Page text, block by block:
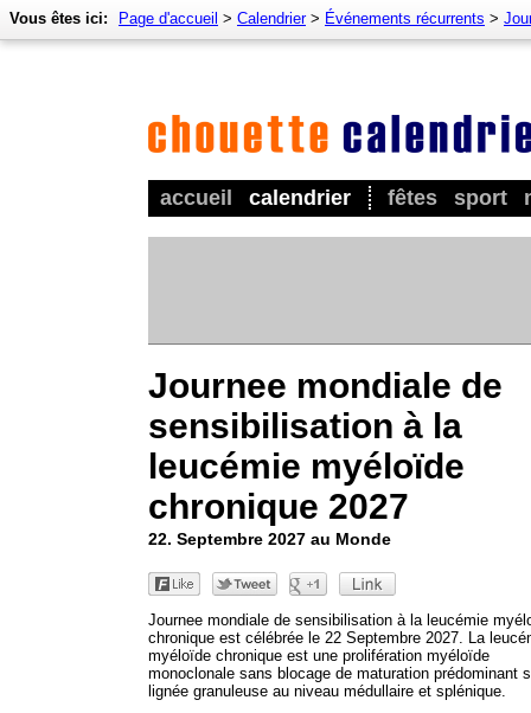
accueil calendrier fêtes sport
Vous êtes ici: Page d'accueil > Calendrier> Événements récurrents >
Journee mondiale de
sensibilisation à la
leucémie myéloïde
chronique 2027
22. Septembre 2027 au Monde
Journee mondiale de sensibilisation à la leucémie
chronique est célébrée le 22 Septembre 2027. La
myéloïde chronique est une prolifération myéloïde
monoclonale sans blocage de maturation prédominant
lignée granuleuse au niveau médullaire et splénique.